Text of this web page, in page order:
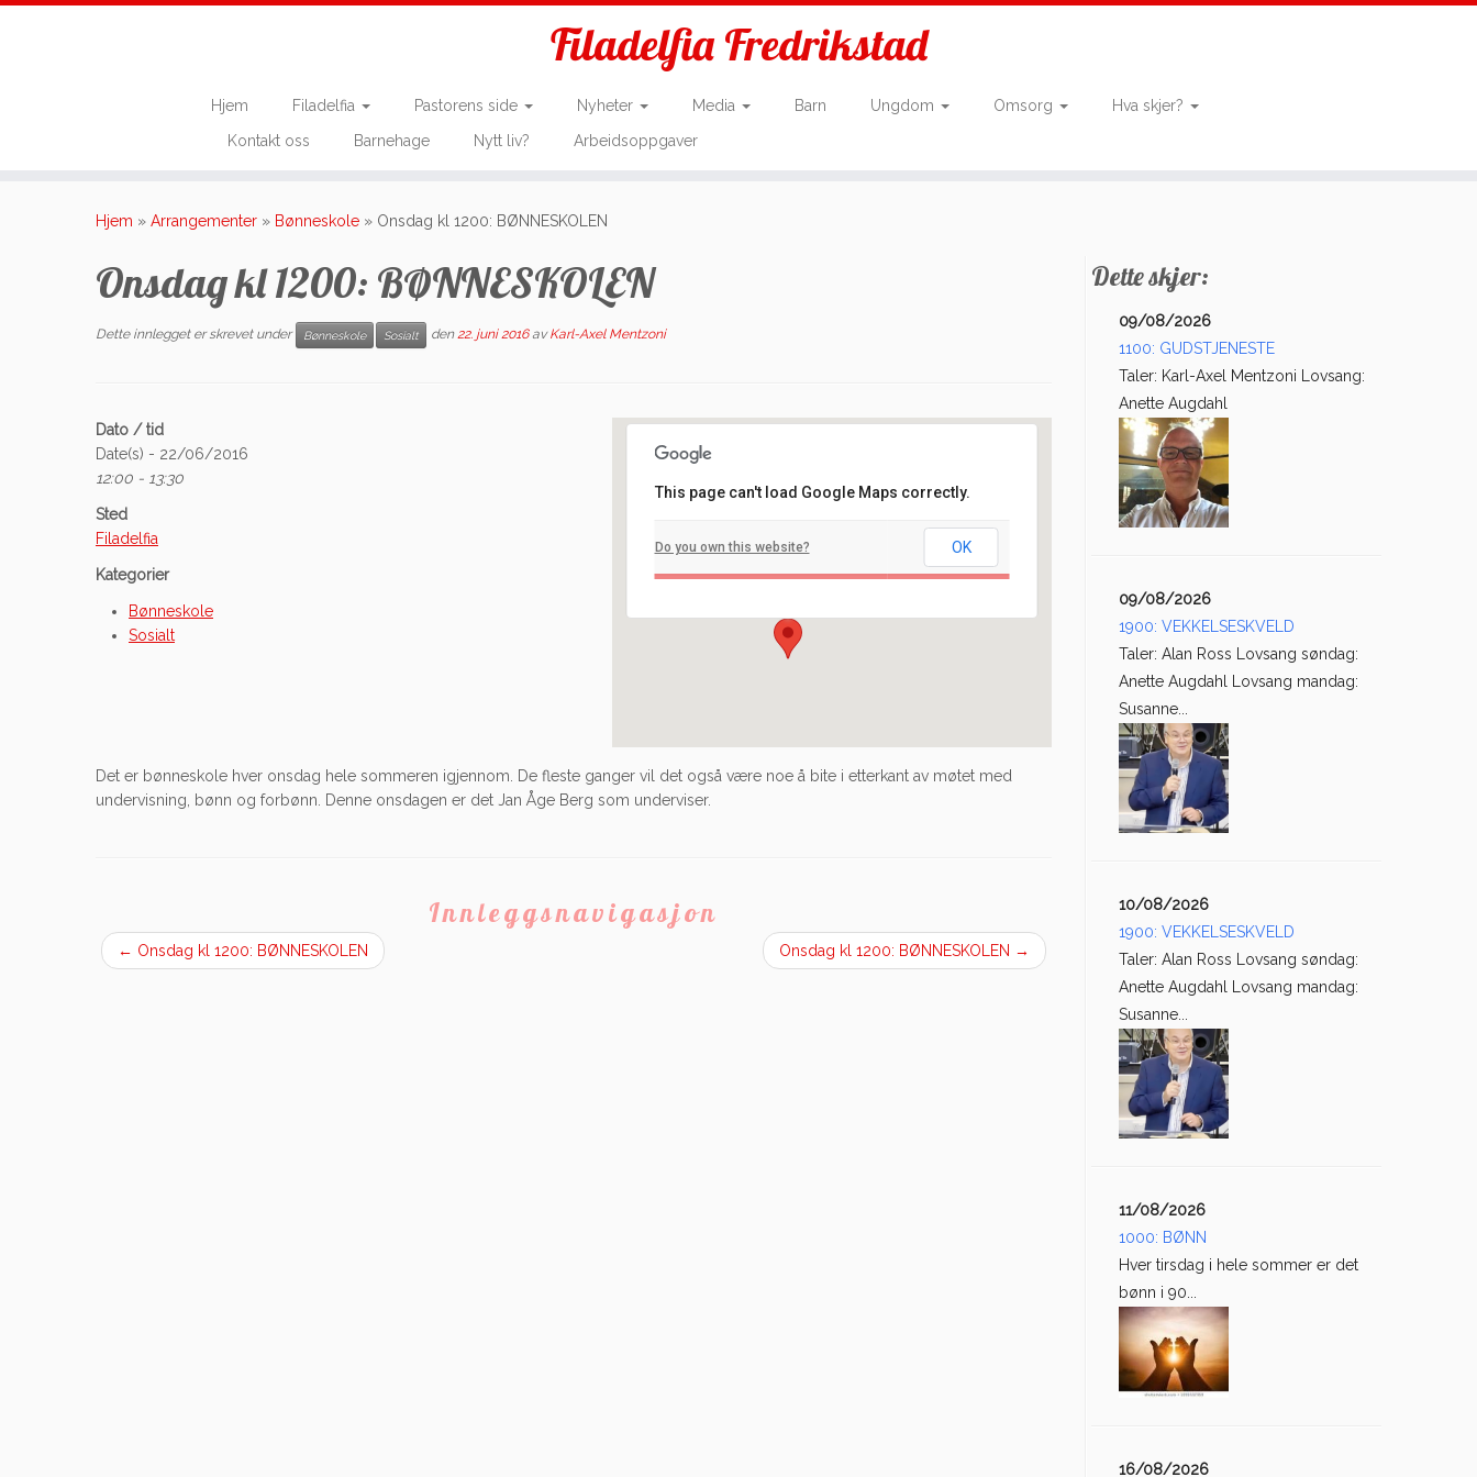
Filadelfia Fredrikstad
Hjem Filadelfia Pastorens side Nyheter Media Barn Ungdom Omsorg
Hva skjer?
Kontakt oss
Barnehage Nytt liv? Arbeidsoppgaver
Hjem » Arrangementer » Bønneskole » Onsdag kl 1200: BØNNESKOLEN
Onsdag kl 1200: BØNNESKOLEN
Dette innlegget er skrevet under Bønneskole Sosialt den22. juni 2016 avKarl-Axel Mentzoni
Arrangement
This page can't load Google Maps correctly.
Do you own this website? OK
Dato / tid
Date(s) - 22/06/2016
12:00 - 13:30
Sted
Filadelfia
Kategorier
Bønneskole
Sosialt
Det er bønneskole hver onsdag hele sommeren igjennom. De fleste ganger vil det også være noe å bite i etterkant av møtet med
undervisning, bønn og forbønn. Denne onsdagen er det Jan Åge Berg som underviser.
Innleggsnavigasjon
← Onsdag kl 1200: BØNNESKOLEN Onsdag kl 1200: BØNNESKOLEN →
Dette skjer:
09/08/2026
1100: GUDSTJENESTE
Taler: Karl-Axel Mentzoni Lovsang:
Anette Augdahl
09/08/2026
1900: VEKKELSESKVELD
Taler: Alan Ross Lovsang søndag:
Anette Augdahl Lovsang mandag:
Susanne...
10/08/2026
1900: VEKKELSESKVELD
Taler: Alan Ross Lovsang søndag:
Anette Augdahl Lovsang mandag:
Susanne...
11/08/2026
1000: BØNN
Hver tirsdag i hele sommer er det
bønn i 90...
16/08/2026